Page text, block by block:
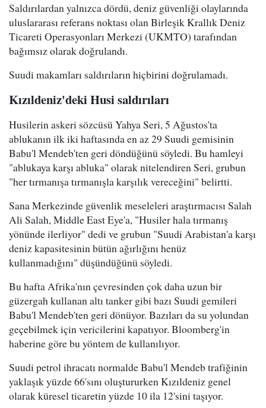
Saldırılardan yalnızca dördü, deniz güvenliği olaylarında
uluslararası referans noktası olan Birleşik Krallık Deniz
Ticareti Operasyonları Merkezi (UKMTO) tarafından
bağımsız olarak doğrulandı.
Suudi makamları saldırıların hiçbirini doğrulamadı.
Kızıldeniz'deki Husi saldırıları
Husilerin askeri sözcüsü Yahya Seri, 5 Ağustos'ta
ablukanın ilk iki haftasında en az 29 Suudi gemisinin
Babu'l Mendeb'ten geri döndüğünü söyledi. Bu hamleyi
"ablukaya karşı abluka" olarak nitelendiren Seri, grubun
"her tırmanışa tırmanışla karşılık vereceğini" belirtti.
Sana Merkezinde güvenlik meseleleri araştırmacısı Salah
Ali Salah, Middle East Eye'a, "Husiler hala tırmanış
yönünde ilerliyor" dedi ve grubun "Suudi Arabistan'a karşı
deniz kapasitesinin bütün ağırlığını henüz
kullanmadığını" düşündüğünü söyledi.
Bu hafta Afrika'nın çevresinden çok daha uzun bir
güzergah kullanan altı tanker gibi bazı Suudi gemileri
Babu'l Mendeb'ten geri dönüyor. Bazıları da su yolundan
geçebilmek için vericilerini kapatıyor. Bloomberg'in
haberine göre bu yöntem de kullanılıyor.
Suudi petrol ihracatı normalde Babu'l Mendeb trafiğinin
yaklaşık yüzde 66'sını oluştururken Kızıldeniz genel
olarak küresel ticaretin yüzde 10 ila 12'sini taşıyor.